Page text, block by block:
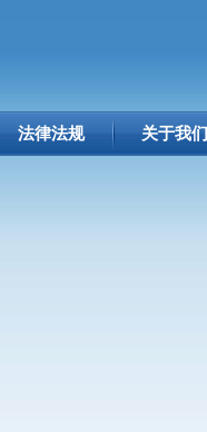
法律法规 关于我们